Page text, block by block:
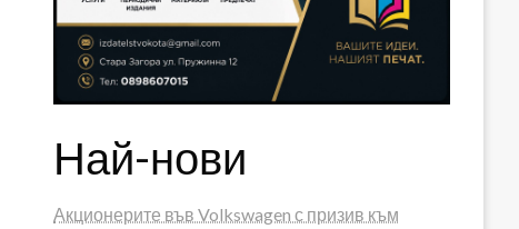
Най-нови
Акционерите във Volkswagen с призив към